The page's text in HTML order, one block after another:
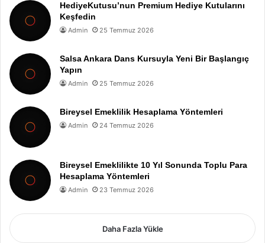
HediyeKutusu’nun Premium Hediye Kutularını
Keşfedin
Admin 25 Temmuz 2026
Salsa Ankara Dans Kursuyla Yeni Bir Başlangıç
Yapın
Admin 25 Temmuz 2026
Bireysel Emeklilik Hesaplama Yöntemleri
Admin 24 Temmuz 2026
Bireysel Emeklilikte 10 Yıl Sonunda Toplu Para
Hesaplama Yöntemleri
Admin 23 Temmuz 2026
Daha Fazla Yükle